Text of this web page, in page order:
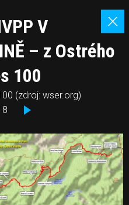
V
– z Ostrého
100
(zdroj: wser.org)
8